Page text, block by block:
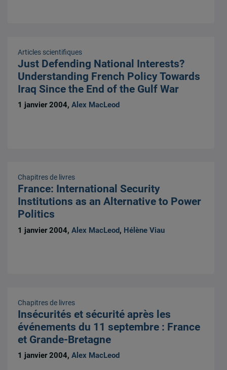
Articles scientifiques
Just Defending National Interests?
Understanding French Policy Towards
Iraq Since the End of the Gulf War
1 janvier 2004,Alex MacLeod
Chapitres de livres
France: International Security
Institutions as an Alternative to Power
Politics
1 janvier 2004,Alex MacLeod, Hélène Viau
Chapitres de livres
Insécurités et sécurité après les
événements du 11 septembre : France
et Grande-Bretagne
1 janvier 2004,Alex MacLeod